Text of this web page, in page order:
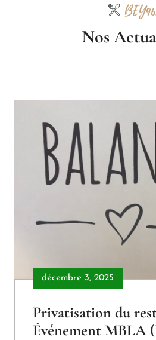
Nos
décembre 3, 2025
Privatisation du
Événement MBLA